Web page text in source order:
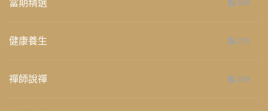
當期精選 658
健康養生 276
禪師說禪 268